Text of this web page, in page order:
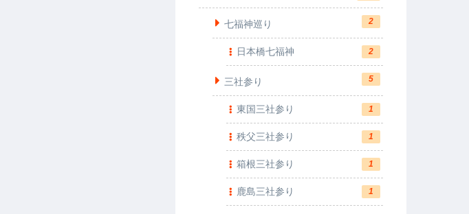
七福神巡り 2
日本橋七福神 2
三社参り 5
東国三社参り 1
秩父三社参り 1
箱根三社参り 1
鹿島三社参り 1